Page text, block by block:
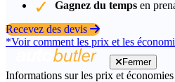
Gagnez du temps en
Recevez des devis
*Voir comment les prix et les
Fermer
Informations sur les prix et